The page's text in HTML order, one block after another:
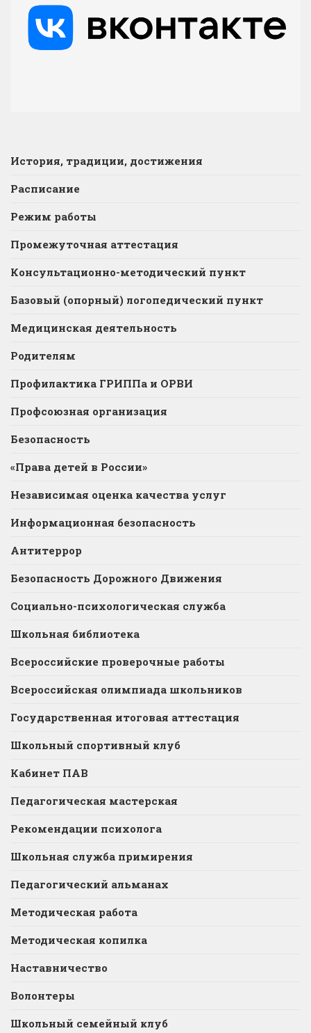
История, традиции, достижения
Расписание
Режим работы
Промежуточная аттестация
Консультационно-методический пункт
Базовый (опорный) логопедический пункт
Медицинская деятельность
Родителям
Профилактика ГРИППа и ОРВИ
Профсоюзная организация
Безопасность
«Права детей в России»
Независимая оценка качества услуг
Информационная безопасность
Антитеррор
Безопасность Дорожного Движения
Социально-психологическая служба
Школьная библиотека
Всероссийские проверочные работы
Всероссийская олимпиада школьников
Государственная итоговая аттестация
Школьный спортивный клуб
Кабинет ПАВ
Педагогическая мастерская
Рекомендации психолога
Школьная служба примирения
Педагогический альманах
Методическая работа
Методическая копилка
Наставничество
Волонтеры
Школьный семейный клуб